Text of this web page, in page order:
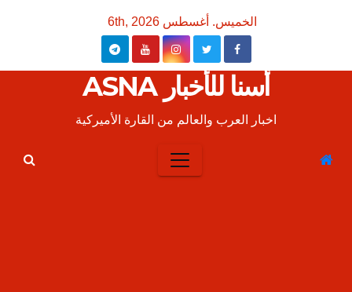
الخميس. أغسطس 6th, 2026
أسنا للأخبار ASNA
اخبار العرب والعالم من القارة الأميركية